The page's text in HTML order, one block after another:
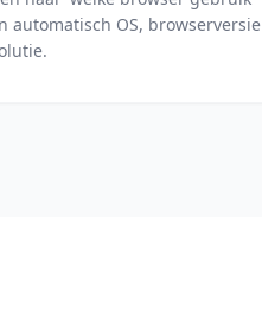
automatisch OS, browserversie